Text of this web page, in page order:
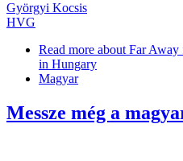
Györgyi Kocsis
HVG
Read more about Far
in Hungary
Magyar
Messze még a